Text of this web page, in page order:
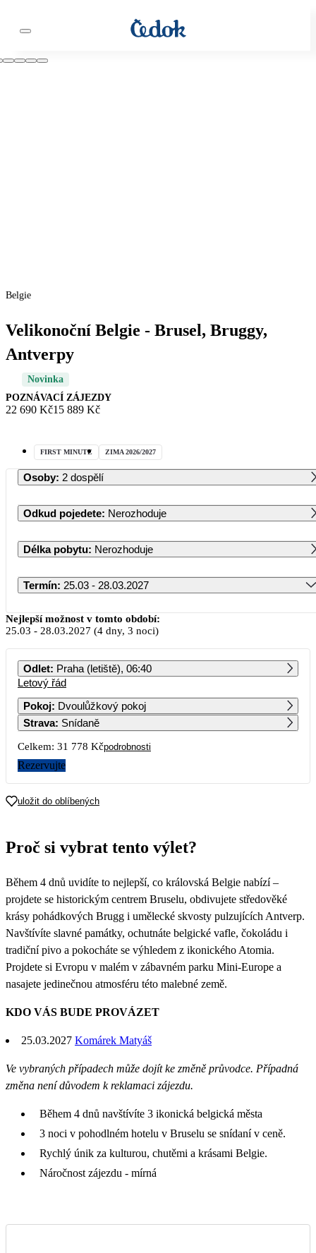
Belgie
Velikonoční Belgie - Brusel, Bruggy,
Antverpy
Novinka
POZNÁVACÍ ZÁJEZDY
22 690 Kč15 889 Kč
FIRST MINUTE ZIMA 2026/2027
Osoby: 2 dospělí
Odkud pojedete: Nerozhoduje
Délka pobytu: Nerozhoduje
Termín: 25.03 - 28.03.2027
Březen 2027
PO ÚT ST ČT PÁ SO NE
8
22
Nejlepší možnost v tomto období:
25.03 - 28.03.2027 (4 dny, 3 noci)
Odlet: Praha (letiště), 06:40
Letový řád
Pokoj: Dvoulůžkový pokoj
Strava: Snídaně
Celkem: 31 778 Kčpodrobnosti
Rezervujte
uložit do oblíbených
Proč si vybrat tento výlet?
Během 4 dnů uvidíte to nejlepší, co královská Belgie nabízí –
projdete se historickým centrem Bruselu, obdivujete středověké
krásy pohádkových Brugg i umělecké skvosty pulzujících Antverp.
Navštívíte slavné památky, ochutnáte belgické vafle, čokoládu i
tradiční pivo a pokocháte se výhledem z ikonického Atomia.
Projdete si Evropu v malém v zábavném parku Mini-Europe a
nasajete jedinečnou atmosféru této malebné země.
KDO VÁS BUDE PROVÁZET
25.03.2027 Komárek Matyáš
Ve vybraných případech může dojít ke změně průvodce. Případná
změna není důvodem k reklamaci zájezdu.
Během 4 dnů navštívíte 3 ikonická belgická města
3 noci v pohodlném hotelu v Bruselu se snídaní v ceně.
Rychlý únik za kulturou, chutěmi a krásami Belgie.
Náročnost zájezdu - mírná